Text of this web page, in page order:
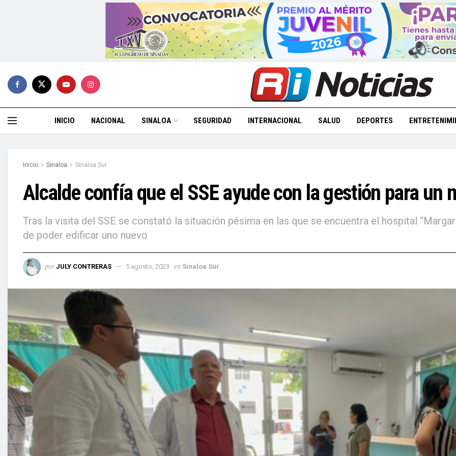
INICIO NACIONAL SINALOA SEGURIDAD INTERNACIONAL SALUD DEPORTES
Inicio Sinaloa Sinaloa Sur
Alcalde confía que el SSE ayude con la gestión para un
Tras la visita del SSE se constató la situación pésima en las que se encuentra el hospital
de poder edificar uno nuevo
por JULY CONTRERAS 5 agosto, 2023 en Sinaloa Sur